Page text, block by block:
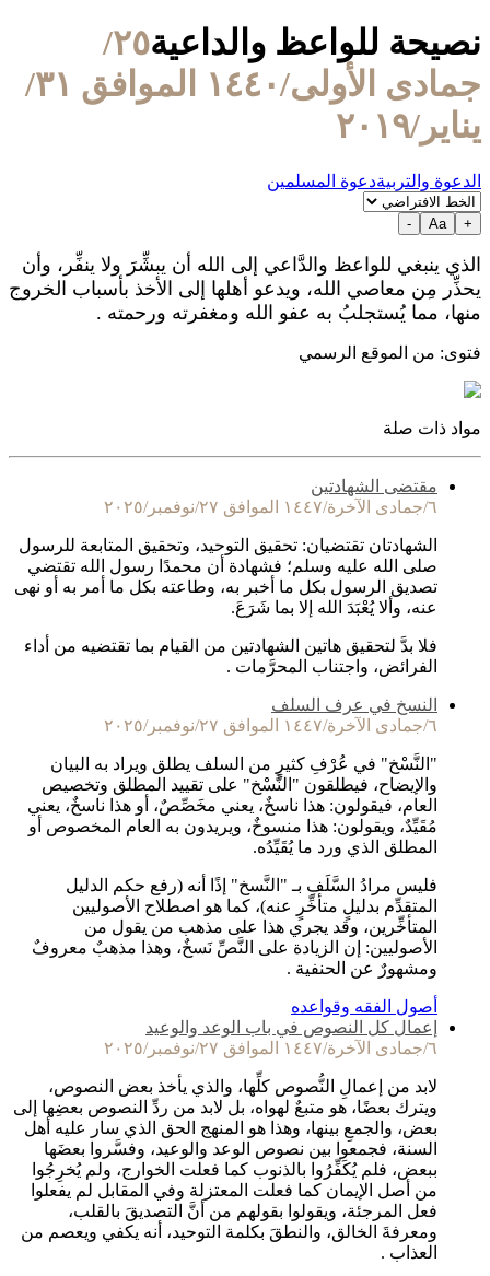
نصيحة للواعظ والداعية
٢٥/
جمادى الأولى/١٤٤٠ الموافق ٣١/
يناير/٢٠١٩
الدعوة والتربيةدعوة المسلمين
+
Aa
-
الذي ينبغي للواعظ والدَّاعي إلى الله أن يبشِّرَ ولا ينفِّر، وأن
يحذِّر مِن معاصي الله، ويدعو أهلها إلى الأخذ بأسباب الخروج
منها، مما يُستجلبُ به عفو الله ومغفرته ورحمته .
فتوى: من الموقع الرسمي
مواد ذات صلة
مقتضى الشهادتين
٦/جمادى الآخرة/١٤٤٧ الموافق ٢٧/نوفمبر/٢٠٢٥
الشهادتان تقتضيان: تحقيق التوحيد، وتحقيق المتابعة للرسول
صلى الله عليه وسلم؛ فشهادة أن محمدًا رسول الله تقتضي
تصديق الرسول بكل ما أخبر به، وطاعته بكل ما أمر به أو نهى
عنه، وألا يُعْبَدَ الله إلا بما شَرَعَ.
فلا بدَّ لتحقيق هاتين الشهادتين من القيام بما تقتضيه من أداء
الفرائض، واجتناب المحرَّمات .
النسخ في عرف السلف
٦/جمادى الآخرة/١٤٤٧ الموافق ٢٧/نوفمبر/٢٠٢٥
"النَّسْخ" في عُرْفِ كثيرٍ من السلف يطلق ويراد به البيان
والإيضاح، فيطلقون "النَّسْخ" على تقييد المطلق وتخصيص
العام، فيقولون: هذا ناسخٌ، يعني مخَصِّصٌ، أو هذا ناسخٌ، يعني
مُقَيِّدٌ، ويقولون: هذا منسوخٌ، ويريدون به العام المخصوص أو
المطلق الذي ورد ما يُقَيِّدُه.
فليس مرادُ السَّلَفِ بـ "النَّسخ" إذًا أنه (رفع حكم الدليل
المتقدِّم بدليلٍ متأخِّرٍ عنه)، كما هو اصطلاح الأصوليين
المتأخِّرين، وقد يجري هذا على مذهب من يقول من
الأصوليين: إن الزيادة على النَّصِّ نَسخٌ، وهذا مذهبٌ معروفٌ
ومشهورٌ عن الحنفية .
أصول الفقه وقواعده
إعمال كل النصوص في باب الوعد والوعيد
٦/جمادى الآخرة/١٤٤٧ الموافق ٢٧/نوفمبر/٢٠٢٥
لابد من إعمالِ النُّصوص كلِّها، والذي يأخذ بعض النصوص،
ويترك بعضًا، هو متبعٌ لهواه، بل لابد من ردِّ النصوص بعضِها إلى
بعض، والجمعِ بينها، وهذا هو المنهج الحق الذي سار عليه أهل
السنة، فجمعوا بين نصوص الوعد والوعيد، وفسَّروا بعضَها
ببعض، فلم يُكَفِّرُوا بالذنوب كما فعلت الخوارج، ولم يُخرِجُوا
من أصل الإيمان كما فعلت المعتزلة وفي المقابل لم يفعلوا
فعل المرجئة، ويقولوا بقولهم من أنَّ التصديقَ بالقلب،
ومعرفةَ الخالق، والنطقَ بكلمة التوحيد، أنه يكفي ويعصم من
العذاب .